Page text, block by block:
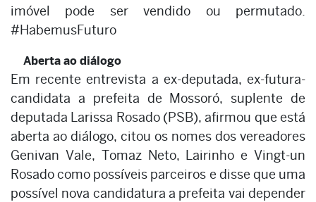
imóvel pode ser vendido ou permutado.
#HabemusFuturo
Aberta ao diálogo
Em recente entrevista a ex-deputada, ex-futura-
candidata a prefeita de Mossoró, suplente de
deputada Larissa Rosado (PSB), afirmou que está
aberta ao diálogo, citou os nomes dos vereadores
Genivan Vale, Tomaz Neto, Lairinho e Vingt-un
Rosado como possíveis parceiros e disse que uma
possível nova candidatura a prefeita vai depender